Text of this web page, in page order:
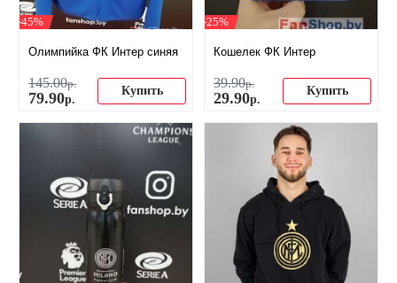
-45%
Олимпийка ФК Интер синяя
145.00р.
79.90р.
Купить
-25%
Кошелек ФК Интер
39.90р.
29.90р.
Купить